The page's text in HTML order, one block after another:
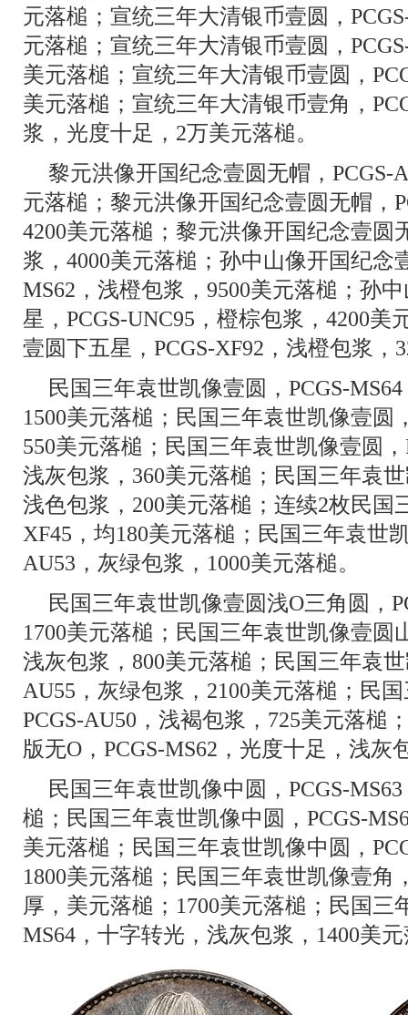
元落槌；宣统三年大清银币壹圆，
元落槌；宣统三年大清银币壹圆，
美元落槌；宣统三年大清银币壹圆，
美元落槌；宣统三年大清银币壹角，
浆，光度十足，2万美元落槌。
黎元洪像开国纪念壹圆无帽，PCGS-
元落槌；黎元洪像开国纪念壹圆无帽，
4200美元落槌；黎元洪像开国纪念壹圆
浆，4000美元落槌；孙中山像开国纪念
MS62，浅橙包浆，9500美元落槌；孙
星，PCGS-UNC95，橙棕包浆，4200
壹圆下五星，PCGS-XF92，浅橙包浆，
民国三年袁世凯像壹圆，PCGS-
1500美元落槌；民国三年袁世凯像壹圆
550美元落槌；民国三年袁世凯像壹圆
浅灰包浆，360美元落槌；民国三年袁
浅色包浆，200美元落槌；连续2枚民国
XF45，均180美元落槌；民国三年袁世
AU53，灰绿包浆，1000美元落槌。
民国三年袁世凯像壹圆浅O三角圆，
1700美元落槌；民国三年袁世凯像壹圆
浅灰包浆，800美元落槌；民国三年袁
AU55，灰绿包浆，2100美元落槌；民
PCGS-AU50，浅褐包浆，725美元落槌
版无O，PCGS-MS62，光度十足，浅灰
民国三年袁世凯像中圆，PCGS-
槌；民国三年袁世凯像中圆，PCGS-
美元落槌；民国三年袁世凯像中圆，
1800美元落槌；民国三年袁世凯像壹角
厚，美元落槌；1700美元落槌；民国三
MS64，十字转光，浅灰包浆，1400美